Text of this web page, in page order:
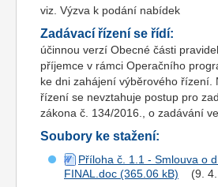
viz. Výzva k podání nabídek
Zadávací řízení se řídí:
účinnou verzí Obecné části
příjemce v rámci Operačního
ke dni zahájení výběrového řízení.
řízení se nevztahuje postup pro
zákona č. 134/2016., o zadávání
Soubory ke stažení:
Příloha č. 1.1 - Smlouva o
FINAL.doc
(9.